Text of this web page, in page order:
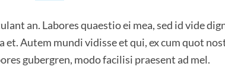
an. Labores quaestio ei mea, sed id vide
et. Autem mundi vidisse et qui, ex cum quot
gubergren, modo facilisi praesent ad mel.